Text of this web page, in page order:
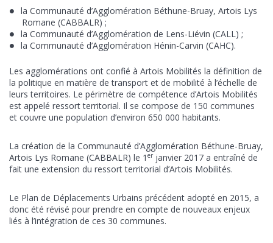
la Communauté d’Agglomération Béthune-Bruay, Artois Lys
Romane (CABBALR) ;
la Communauté d’Agglomération de Lens-Liévin (CALL) ;
la Communauté d’Agglomération Hénin-Carvin (CAHC).
Les agglomérations ont confié à Artois Mobilités la définition de
la politique en matière de transport et de mobilité à l’échelle de
leurs territoires. Le périmètre de compétence d’Artois Mobilités
est appelé ressort territorial. Il se compose de 150 communes
et couvre une population d’environ 650 000 habitants.
La création de la Communauté d’Agglomération Béthune-Bruay,
Artois Lys Romane (CABBALR) le 1 er janvier 2017 a entraîné de
fait une extension du ressort territorial d’Artois Mobilités.
Le Plan de Déplacements Urbains précédent adopté en 2015, a
donc été révisé pour prendre en compte de nouveaux enjeux
liés à l’intégration de ces 30 communes.